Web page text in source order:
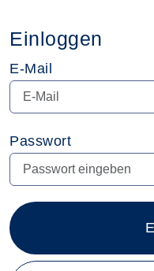
Einloggen
E-Mail
Passwort